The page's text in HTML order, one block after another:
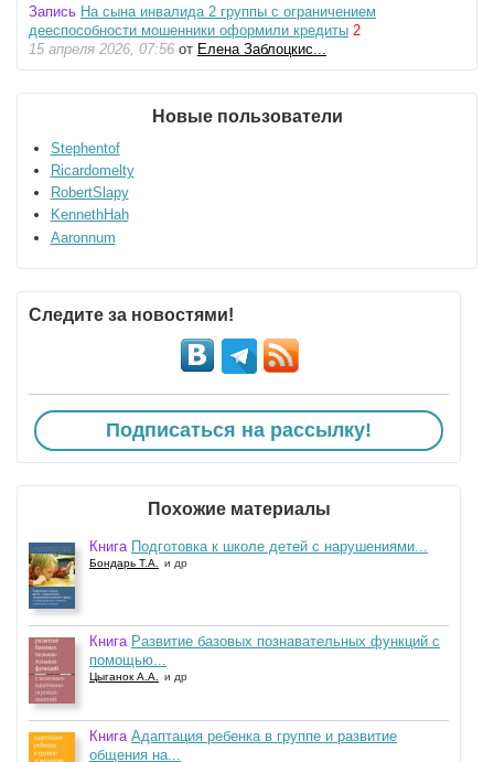
Запись На сына инвалида 2 группы с ограничением
дееспособности мошенники оформили кредиты 2
15 апреля 2026, 07:56 от Елена Заблоцкис...
Новые пользователи
Stephentof
Ricardomelty
RobertSlapy
KennethHah
Aaronnum
Следите за новостями!
Подписаться на рассылку!
Похожие материалы
Книга Подготовка к школе детей с нарушениями...
Бондарь Т.А. и др
Книга Развитие базовых познавательных функций с
помощью...
Цыганок А.А. и др
Книга Адаптация ребенка в группе и развитие
общения на...